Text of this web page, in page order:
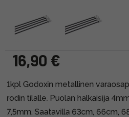
16,90 €
1kpl Godoxin metallinen
rodin tilalle. Puolan halkaisija
7,5mm. Saatavilla 63cm, 66cm,